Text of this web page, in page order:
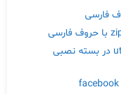
رفع خطای utf8_general_ci: Fail در بسته نصبی